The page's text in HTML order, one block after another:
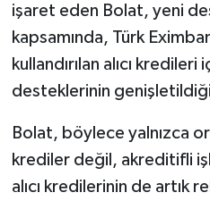
işaret eden Bolat, yeni
kapsamında, Türk
kullandırılan alıcı
desteklerinin
Bolat, böylece yalnızca
krediler değil, akreditifli
alıcı kredilerinin de artık